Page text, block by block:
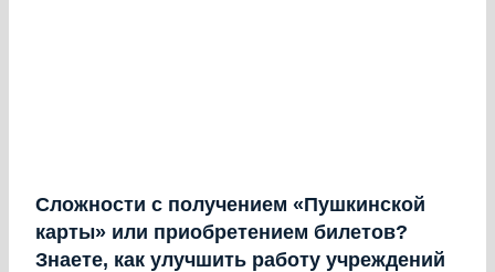
Сложности с получением «Пушкинской
карты» или приобретением билетов?
Знаете, как улучшить работу учреждений